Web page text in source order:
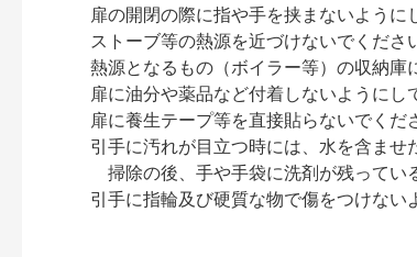
扉の開閉の際に指や手を挟まないように
ストーブ等の熱源を近づけないでくださ
熱源となるもの（ボイラー等）の収納
扉に油分や薬品など付着しないようにし
扉に養生テープ等を直接貼らないでくだ
引手に汚れが目立つ時には、水を含ま
掃除の後、手や手袋に洗剤が残ってい
引手に指輪及び硬質な物で傷をつけない